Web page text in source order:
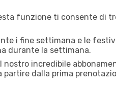
funzione ti consente di
i fine settimana e le
durante la settimana.
incredibile
dalla prima